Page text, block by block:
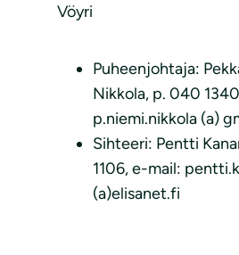
Vöyri
Puheenjohtaja:
Nikkola, p. 040
p.niemi.nikkola (a)
Sihteeri: Pentti
1106, e-mail:
(a)elisanet.fi